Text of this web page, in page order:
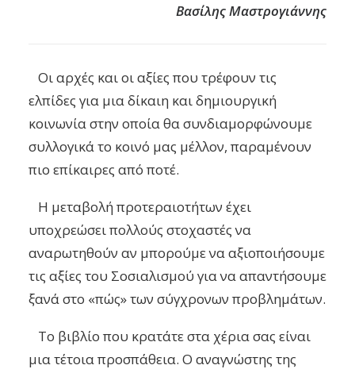
ΒασίληςΜαστρογιάννης
Οι αρχές και οι αξίες που τρέφουν τις
ελπίδες για μια δίκαιη και δημιουργική
κοινωνία στην οποία θα συνδιαμορφώνουμε
συλλογικά το κοινό μας μέλλον, παραμένουν
πιο επίκαιρες από ποτέ.
Η μεταβολή προτεραιοτήτων έχει
υποχρεώσει πολλούς στοχαστές να
αναρωτηθούν αν μπορούμε να αξιοποιήσουμε
τις αξίες του Σοσιαλισμού για να απαντήσουμε
ξανά στο «πώς» των σύγχρονων προβλημάτων.
Το βιβλίο που κρατάτε στα χέρια σας είναι
μια τέτοια προσπάθεια. Ο αναγνώστης της